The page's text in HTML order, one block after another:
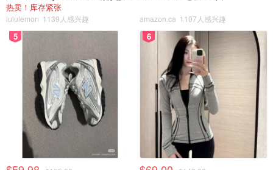
热卖！库存紧张
lululemon 1139人感兴趣 amazon.ca 1107人感兴趣
5 6